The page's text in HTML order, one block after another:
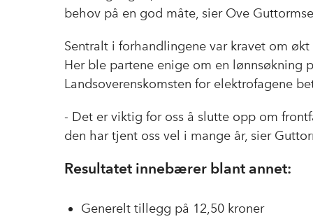
behov på en god måte, sier Ove
Sentralt i forhandlingene var kravet om
Her ble partene enige om en lønnsøkning
Landsoverenskomsten for elektrofagene
- Det er viktig for oss å slutte opp om
den har tjent oss vel i mange år, sier
Resultatet innebærer blant annet:
Generelt tillegg på 12,50 kroner